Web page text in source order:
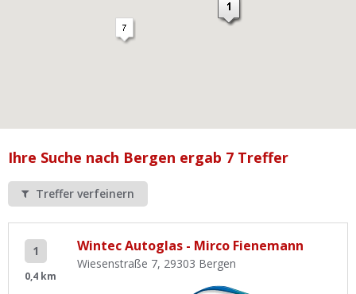
Werkstatt Login
Ihre Suche nach Bergen ergab 7 Treffer
Treffer verfeinern
1
0,4 km
Wintec Autoglas - Mirco Fienemann
Wiesenstraße 7, 29303 Bergen